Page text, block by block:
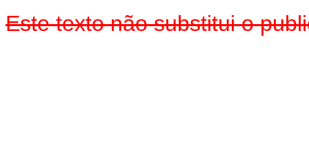
Este texto não substitui o